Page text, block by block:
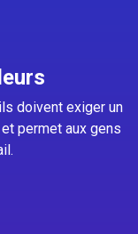
doivent exiger un
permet aux gens